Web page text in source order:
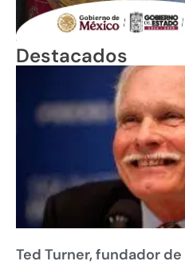
Destacados
Ted Turner, fundador